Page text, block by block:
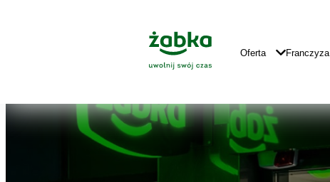
Główne
Logo
Główna
Nawigacja
Oferta Franczyza